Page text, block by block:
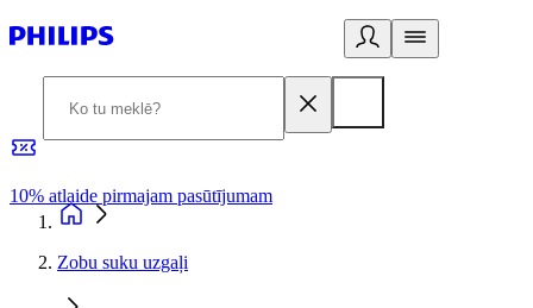
10% atlaide pirmajam pasūtījumam
Zobu suku uzgaļi